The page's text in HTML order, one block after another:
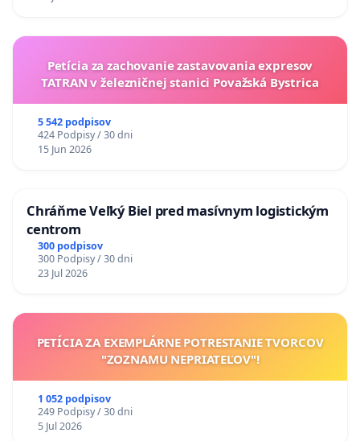
Petícia za zachovanie zastavovania expresov
TATRAN v železničnej stanici Považská Bystrica
5 542 podpisov
424 Podpisy / 30 dni
15 Jun 2026
Chráňme Veľký Biel pred masívnym logistickým
centrom
300 podpisov
300 Podpisy / 30 dni
23 Jul 2026
PETÍCIA ZA EXEMPLÁRNE POTRESTANIE TVORCOV
"ZOZNAMU NEPRIATEĽOV"!
1 052 podpisov
249 Podpisy / 30 dni
5 Jul 2026